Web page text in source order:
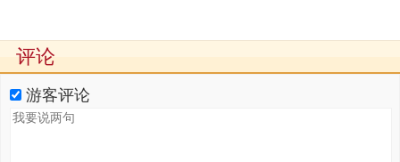
评论
游客评论